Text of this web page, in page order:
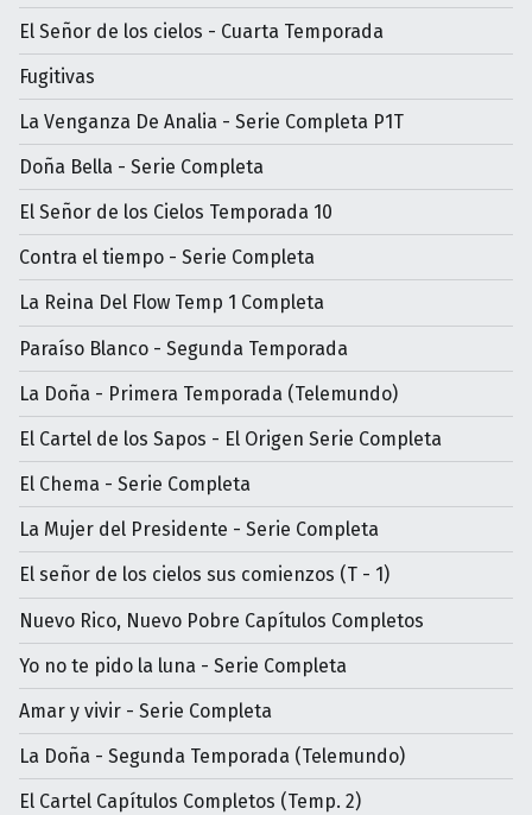
El Señor de los cielos - Cuarta Temporada
Fugitivas
La Venganza De Analia - Serie Completa P1T
Doña Bella - Serie Completa
El Señor de los Cielos Temporada 10
Contra el tiempo - Serie Completa
La Reina Del Flow Temp 1 Completa
Paraíso Blanco - Segunda Temporada
La Doña - Primera Temporada (Telemundo)
El Cartel de los Sapos - El Origen Serie Completa
El Chema - Serie Completa
La Mujer del Presidente - Serie Completa
El señor de los cielos sus comienzos (T - 1)
Nuevo Rico, Nuevo Pobre Capítulos Completos
Yo no te pido la luna - Serie Completa
Amar y vivir - Serie Completa
La Doña - Segunda Temporada (Telemundo)
El Cartel Capítulos Completos (Temp. 2)